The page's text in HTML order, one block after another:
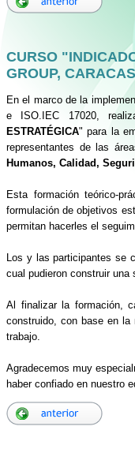
CURSO
GROUP, CARACAS
En el marco de la
e ISO.IEC 17020,
ESTRATÉGICA" para la
representantes de las
Humanos, Calidad,
Esta formación teórico-
formulación de objetivos
permitan hacerles el
Los y las participantes se
cual pudieron construir
Al finalizar la formación,
construido, con base en la
trabajo.
Agradecemos muy
haber confiado en nuestro